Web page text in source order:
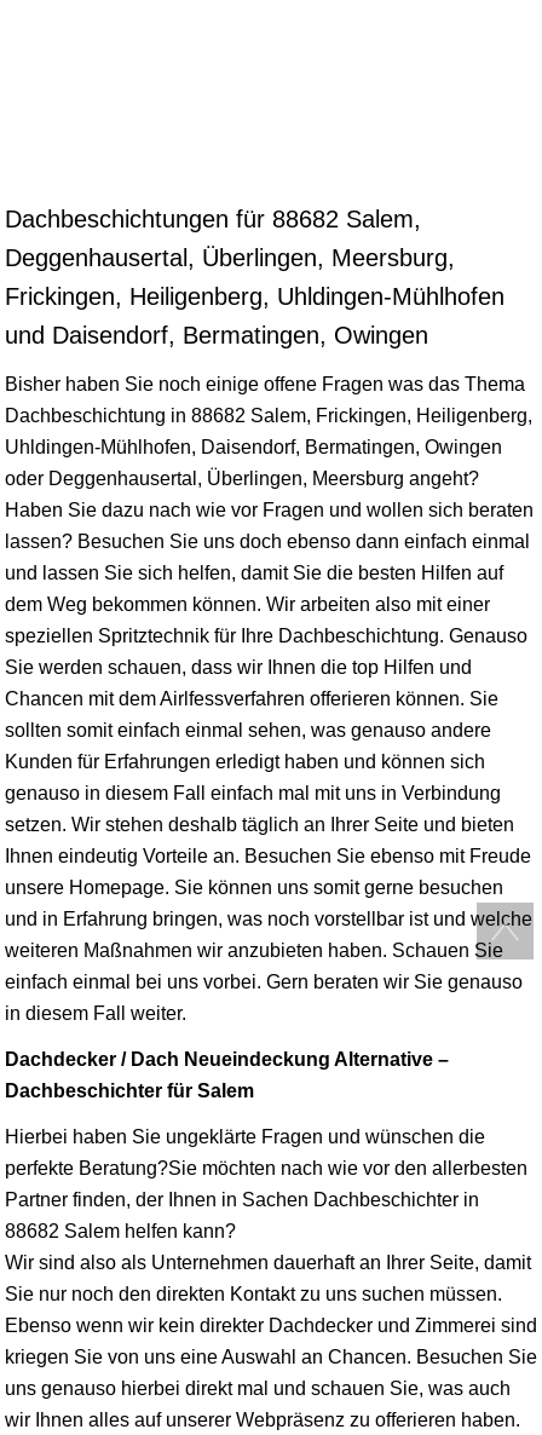
Dachbeschichtungen für 88682 Salem,
Deggenhausertal, Überlingen, Meersburg,
Frickingen, Heiligenberg, Uhldingen-Mühlhofen
und Daisendorf, Bermatingen, Owingen
Bisher haben Sie noch einige offene Fragen was das Thema
Dachbeschichtung in 88682 Salem, Frickingen, Heiligenberg,
Uhldingen-Mühlhofen, Daisendorf, Bermatingen, Owingen
oder Deggenhausertal, Überlingen, Meersburg angeht?
Haben Sie dazu nach wie vor Fragen und wollen sich beraten
lassen? Besuchen Sie uns doch ebenso dann einfach einmal
und lassen Sie sich helfen, damit Sie die besten Hilfen auf
dem Weg bekommen können. Wir arbeiten also mit einer
speziellen Spritztechnik für Ihre Dachbeschichtung. Genauso
Sie werden schauen, dass wir Ihnen die top Hilfen und
Chancen mit dem Airlfessverfahren offerieren können. Sie
sollten somit einfach einmal sehen, was genauso andere
Kunden für Erfahrungen erledigt haben und können sich
genauso in diesem Fall einfach mal mit uns in Verbindung
setzen. Wir stehen deshalb täglich an Ihrer Seite und bieten
Ihnen eindeutig Vorteile an. Besuchen Sie ebenso mit Freude
unsere Homepage. Sie können uns somit gerne besuchen
und in Erfahrung bringen, was noch vorstellbar ist und welche
weiteren Maßnahmen wir anzubieten haben. Schauen Sie
einfach einmal bei uns vorbei. Gern beraten wir Sie genauso
in diesem Fall weiter.
Dachdecker / Dach Neueindeckung Alternative –
Dachbeschichter für Salem
Hierbei haben Sie ungeklärte Fragen und wünschen die
perfekte Beratung?Sie möchten nach wie vor den allerbesten
Partner finden, der Ihnen in Sachen Dachbeschichter in
88682 Salem helfen kann?
Wir sind also als Unternehmen dauerhaft an Ihrer Seite, damit
Sie nur noch den direkten Kontakt zu uns suchen müssen.
Ebenso wenn wir kein direkter Dachdecker und Zimmerei sind
kriegen Sie von uns eine Auswahl an Chancen. Besuchen Sie
uns genauso hierbei direkt mal und schauen Sie, was auch
wir Ihnen alles auf unserer Webpräsenz zu offerieren haben.